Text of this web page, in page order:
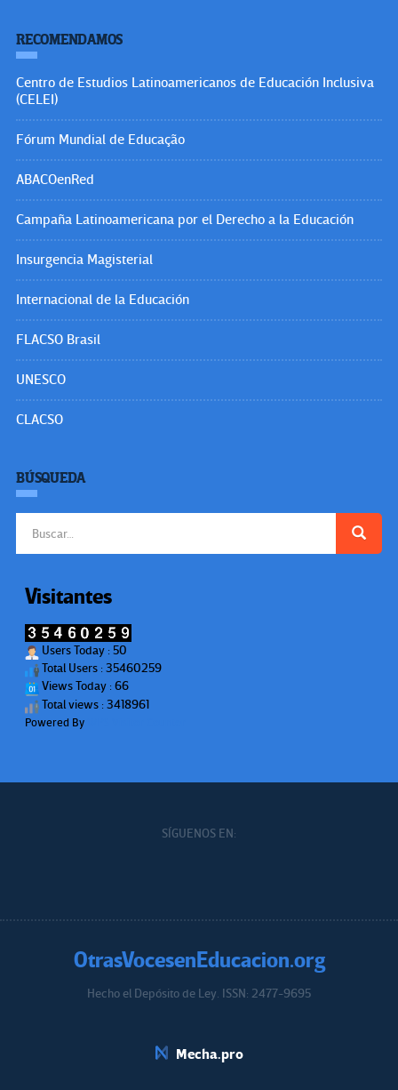
RECOMENDAMOS
Centro de Estudios Latinoamericanos de Educación Inclusiva
(CELEI)
Fórum Mundial de Educação
ABACOenRed
Campaña Latinoamericana por el Derecho a la Educación
Insurgencia Magisterial
Internacional de la Educación
FLACSO Brasil
UNESCO
CLACSO
BÚSQUEDA
Visitantes
Users Today : 50
Total Users : 35460259
Views Today : 66
Total views : 3418961
Powered By
SÍGUENOS EN:
OtrasVocesenEducacion.org
Hecho el Depósito de Ley. ISSN: 2477-9695
Mecha.pro